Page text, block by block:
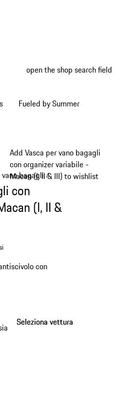
open the shop search field
Fueled by Summer
Add Vasca per vano bagagli
con organizer variabile -
Macan (I, II & III) to wishlist
bagagli/
con
(I, II &
con
Seleziona vettura
Seleziona vettura